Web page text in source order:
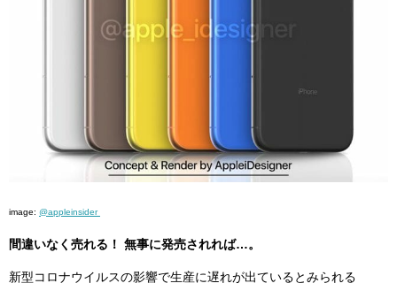
image: @appleinsider
間違いなく売れる！ 無事に発売されれば…。
新型コロナウイルスの影響で生産に遅れが出ているとみられる